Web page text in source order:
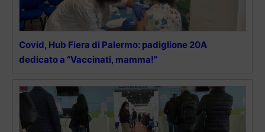
Covid, Hub Fiera di Palermo: padiglione 20A
dedicato a “Vaccinati, mamma!”